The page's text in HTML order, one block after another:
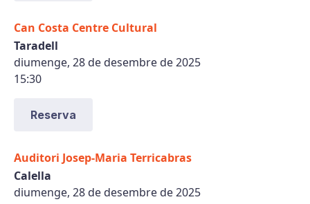
Can Costa Centre Cultural
Taradell
diumenge, 28 de desembre de 2025
15:30
Reserva
Auditori Josep-Maria Terricabras
Calella
diumenge, 28 de desembre de 2025